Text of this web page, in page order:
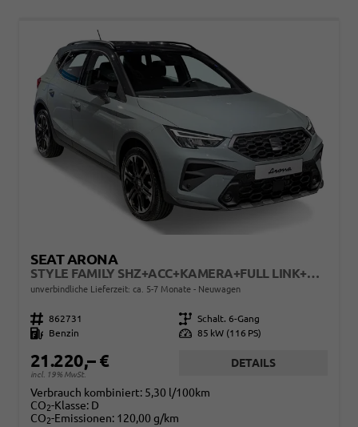
SEAT ARONA
STYLE FAMILY SHZ+ACC+KAMERA+FULL LINK+KLIMA+LED+16" ALU
unverbindliche Lieferzeit: ca. 5-7 Monate Neuwagen
Fahrzeugnr. 862731 Getriebe Schalt. 6-Gang
Kraftstoff
Benzin Leistung 85 kW (116 PS)
21.220,– €
incl. 19% MwSt.
DETAILS
Verbrauch kombiniert: 5,30 l/100km
CO2-Klasse: D
CO2-Emissionen: 120,00 g/km